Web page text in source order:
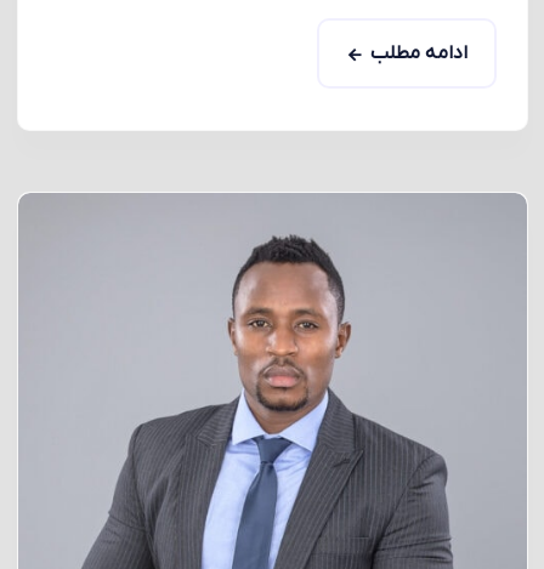
ادامه مطلب